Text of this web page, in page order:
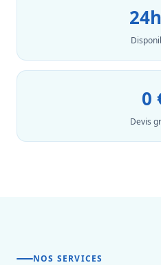
0
Devis
NOS SERVICES